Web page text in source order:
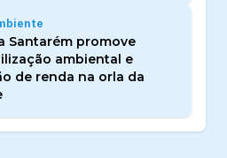
Santarém promove
ambiental e
de renda na orla da